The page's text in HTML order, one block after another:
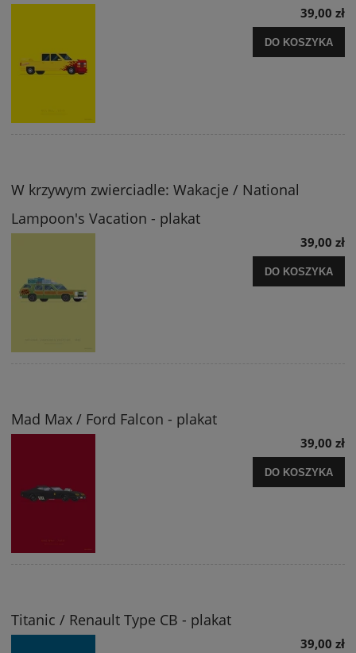
39,00 zł
DO KOSZYKA
W krzywym zwierciadle: Wakacje / National
Lampoon's Vacation - plakat
39,00 zł
DO KOSZYKA
Mad Max / Ford Falcon - plakat
39,00 zł
DO KOSZYKA
Titanic / Renault Type CB - plakat
39,00 zł